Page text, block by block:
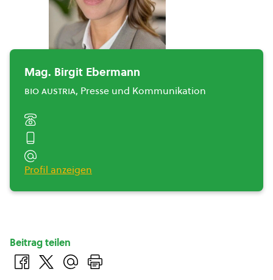
Mag. Birgit Ebermann
bio austria, Presse und Kommunikation
Profil anzeigen
Beitrag teilen